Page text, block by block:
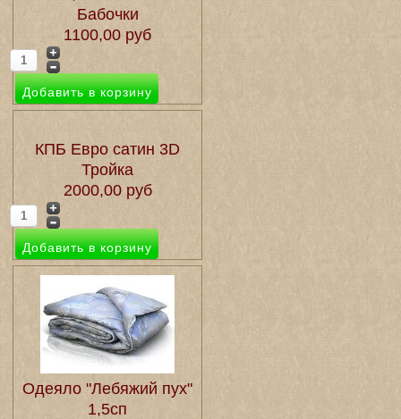
Бабочки
1100,00 руб
КПБ Евро сатин 3D
Тройка
2000,00 руб
Одеяло "Лебяжий пух"
1,5сп